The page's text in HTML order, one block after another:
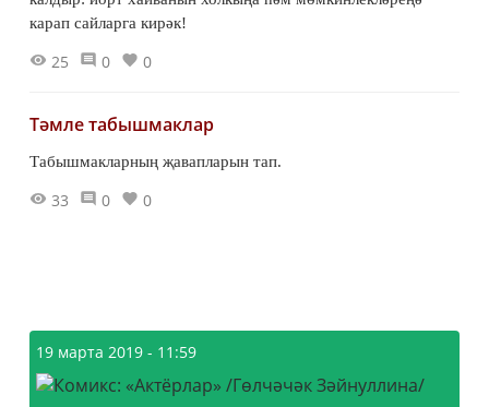
карап сайларга кирәк!
25 0 0
Тәмле табышмаклар
Табышмакларның җавапларын тап.
33 0 0
19 марта 2019 - 11:59